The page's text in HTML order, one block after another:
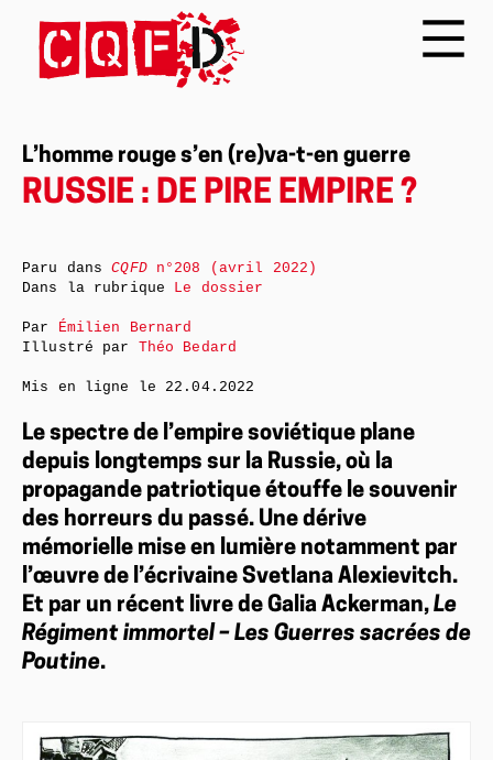
L’homme rouge s’en (re)va-t-en guerre
RUSSIE : DE PIRE EMPIRE ?
Le spectre de l’empire soviétique plane
depuis longtemps sur la Russie, où la
propagande patriotique étouffe le souvenir
des horreurs du passé. Une dérive
mémorielle mise en lumière notamment par
l’œuvre de l’écrivaine Svetlana Alexievitch.
Et par un récent livre de Galia Ackerman, Le
Régiment immortel – Les Guerres sacrées de
Poutine.
Paru dansCQFDn°208 (avril 2022)
Dans la rubrique Le dossier
Par Émilien Bernard
Illustré par Théo Bedard
Mis en ligne le 22.04.2022